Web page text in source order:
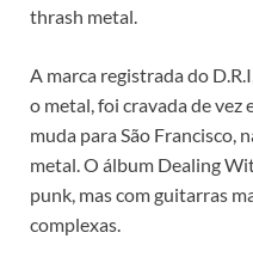
thrash metal.
A marca registrada do
o metal, foi cravada de vez
muda para São Francisco,
metal. O álbum Dealing
punk, mas com guitarras
complexas.